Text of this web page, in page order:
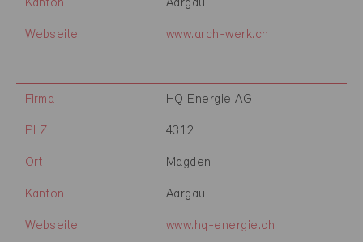
Kanton Aargau
Webseite www.arch-werk.ch
Firma HQ Energie AG
PLZ 4312
Ort Magden
Kanton Aargau
Webseite www.hq-energie.ch